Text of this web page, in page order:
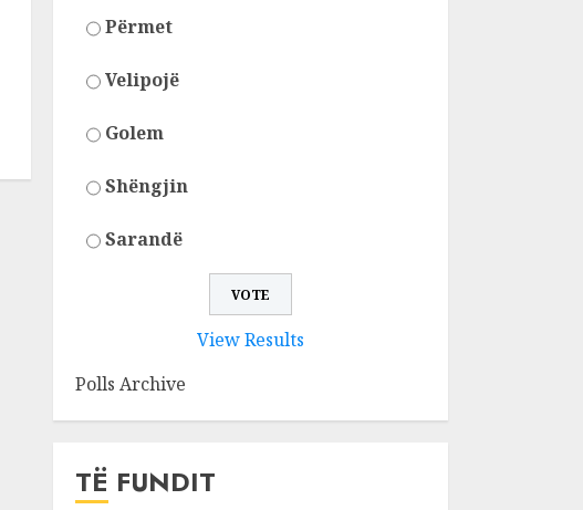
Përmet
Velipojë
Golem
Shëngjin
Sarandë
View Results
Polls Archive
TË FUNDIT